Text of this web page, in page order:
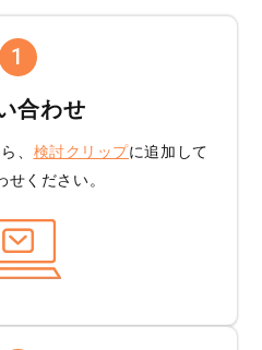
1
合わせ
、 検討クリップに追加して
せください。